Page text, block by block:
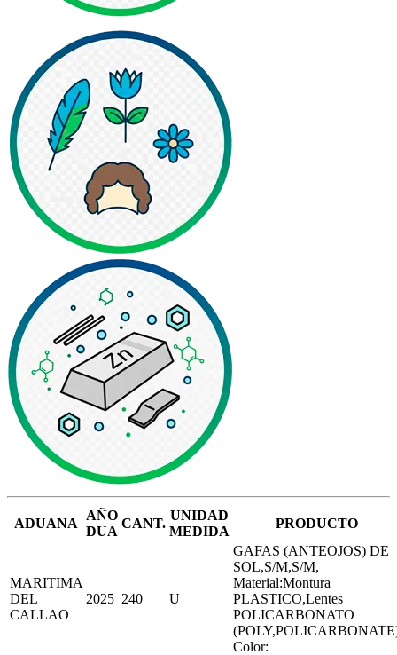
ADUANA
AÑO
DUA
CANT.
UNIDAD
MEDIDA
PRODUCTO
MARITIMA
DEL
CALLAO
2025 240 U
GAFAS (ANTEOJOS) DE
SOL,S/M,S/M,
Material:Montura
PLASTICO,Lentes
POLICARBONATO
Color: